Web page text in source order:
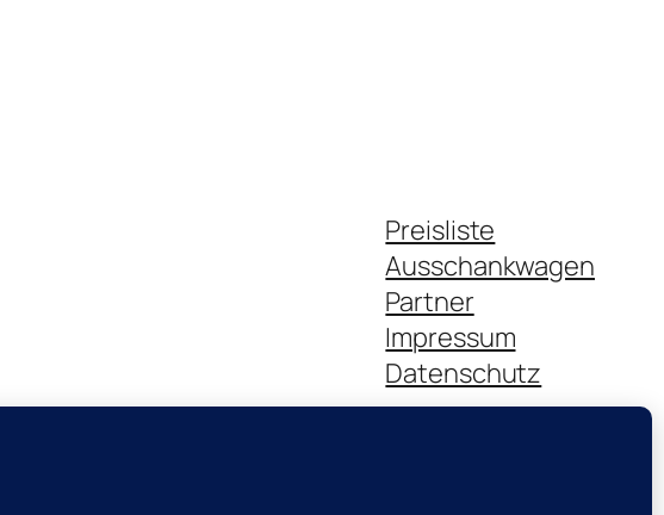
Preisliste
Ausschankwagen
Partner
Impressum
Datenschutz